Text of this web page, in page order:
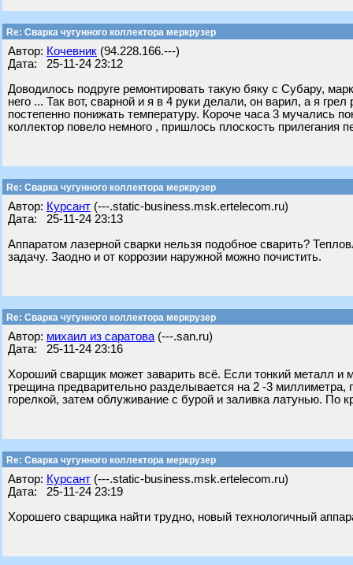
Re: Сварка чугунного коллектора меркрузер
Автор: Кочевник (94.228.166.---)
Дата: 25-11-24 23:12
Доводилось подруге ремонтировать такую бяку с Субару,
него ... Так вот, сварной и я в 4 руки делали, он варил, а я
постепенно понижать температуру. Короче часа 3 мучались
коллектор повело немного , пришлось плоскость прилегания
Re: Сварка чугунного коллектора меркрузер
Автор: Курсант (---.static-business.msk.ertelecom.ru)
Дата: 25-11-24 23:13
Аппаратом лазерной сварки нельзя подобное сварить?
задачу. Заодно и от коррозии наружной можно почистить.
Re: Сварка чугунного коллектора меркрузер
Автор: михаил из саратова (---.san.ru)
Дата: 25-11-24 23:16
Хороший сварщик может заварить всё. Если тонкий металл и
трещина предварительно разделывается на 2 -3 миллиметра,
горелкой, затем облуживание с бурой и заливка латунью. По
Re: Сварка чугунного коллектора меркрузер
Автор: Курсант (---.static-business.msk.ertelecom.ru)
Дата: 25-11-24 23:19
Хорошего сварщика найти трудно, новый технологичный